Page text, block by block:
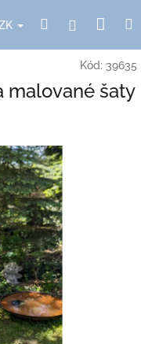
HledatPřihlášení
Kód: 39635
malované šaty